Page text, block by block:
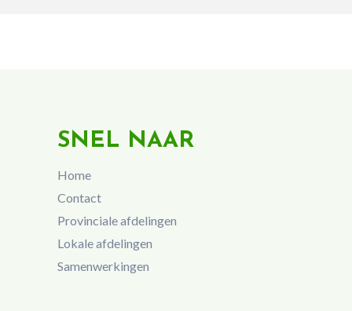
SNEL NAAR
Home
Contact
Provinciale afdelingen
Lokale afdelingen
Samenwerkingen